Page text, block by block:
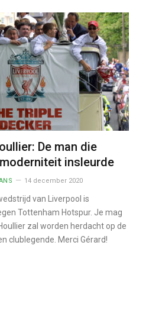
De man die
insleurde
14 december 2020
van Liverpool is
Tottenham Hotspur. Je mag
zal worden herdacht op de
clublegende. Merci Gérard!